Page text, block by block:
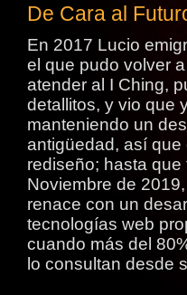
De Cara al
En 2017 Lucio
el que pudo volver
atender al I Ching,
detallitos, y vio que
manteniendo un
antigüedad, así que
rediseño; hasta que
Noviembre de
renace con un
tecnologías web
cuando más del
lo consultan desde